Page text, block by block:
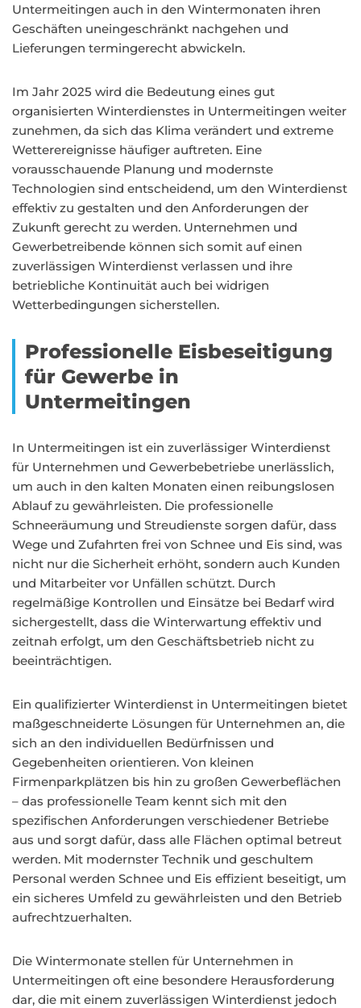
Untermeitingen auch in den Wintermonaten ihren
Geschäften uneingeschränkt nachgehen und
Lieferungen termingerecht abwickeln.
Im Jahr 2025 wird die Bedeutung eines gut
organisierten Winterdienstes in Untermeitingen weiter
zunehmen, da sich das Klima verändert und extreme
Wetterereignisse häufiger auftreten. Eine
vorausschauende Planung und modernste
Technologien sind entscheidend, um den Winterdienst
effektiv zu gestalten und den Anforderungen der
Zukunft gerecht zu werden. Unternehmen und
Gewerbetreibende können sich somit auf einen
zuverlässigen Winterdienst verlassen und ihre
betriebliche Kontinuität auch bei widrigen
Wetterbedingungen sicherstellen.
Professionelle Eisbeseitigung
für Gewerbe in
Untermeitingen
In Untermeitingen ist ein zuverlässiger Winterdienst
für Unternehmen und Gewerbebetriebe unerlässlich,
um auch in den kalten Monaten einen reibungslosen
Ablauf zu gewährleisten. Die professionelle
Schneeräumung und Streudienste sorgen dafür, dass
Wege und Zufahrten frei von Schnee und Eis sind, was
nicht nur die Sicherheit erhöht, sondern auch Kunden
und Mitarbeiter vor Unfällen schützt. Durch
regelmäßige Kontrollen und Einsätze bei Bedarf wird
sichergestellt, dass die Winterwartung effektiv und
zeitnah erfolgt, um den Geschäftsbetrieb nicht zu
beeinträchtigen.
Ein qualifizierter Winterdienst in Untermeitingen bietet
maßgeschneiderte Lösungen für Unternehmen an, die
sich an den individuellen Bedürfnissen und
Gegebenheiten orientieren. Von kleinen
Firmenparkplätzen bis hin zu großen Gewerbeflächen
– das professionelle Team kennt sich mit den
spezifischen Anforderungen verschiedener Betriebe
aus und sorgt dafür, dass alle Flächen optimal betreut
werden. Mit modernster Technik und geschultem
Personal werden Schnee und Eis effizient beseitigt, um
ein sicheres Umfeld zu gewährleisten und den Betrieb
aufrechtzuerhalten.
Die Wintermonate stellen für Unternehmen in
Untermeitingen oft eine besondere Herausforderung
dar, die mit einem zuverlässigen Winterdienst jedoch